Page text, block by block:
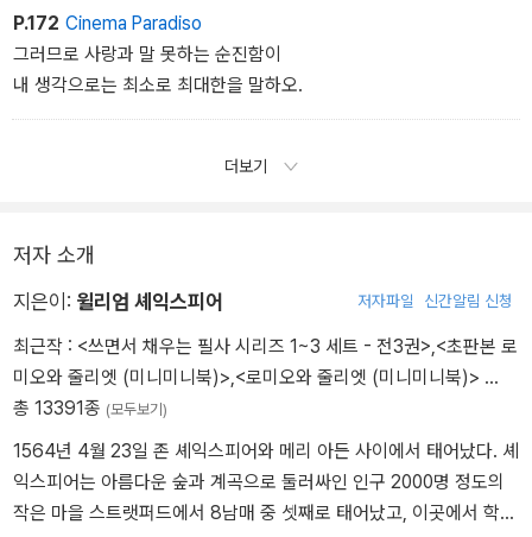
P.172 Cinema Paradiso
그러므로 사랑과 말 못하는 순진함이
내 생각으로는 최소로 최대한을 말하오.
더보기
저자 소개
지은이: 윌리엄 셰익스피어 저자파일 신간알림 신청
최근작 : <쓰면서 채우는 필사 시리즈 1~3 세트 - 전3권>,<초판본 로
미오와 줄리엣 (미니미니북)>,<로미오와 줄리엣 (미니미니북)> …
총 13391종 (모두보기)
1564년 4월 23일 존 셰익스피어와 메리 아든 사이에서 태어났다. 셰
익스피어는 아름다운 숲과 계곡으로 둘러싸인 인구 2000명 정도의
작은 마을 스트랫퍼드에서 8남매 중 셋째로 태어났고, 이곳에서 학교